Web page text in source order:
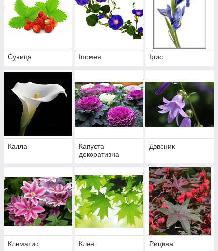
Суниця Іпомея Ірис
Калла
Капуста
декоративна
Дзвоник
Клематис Клен Рицина